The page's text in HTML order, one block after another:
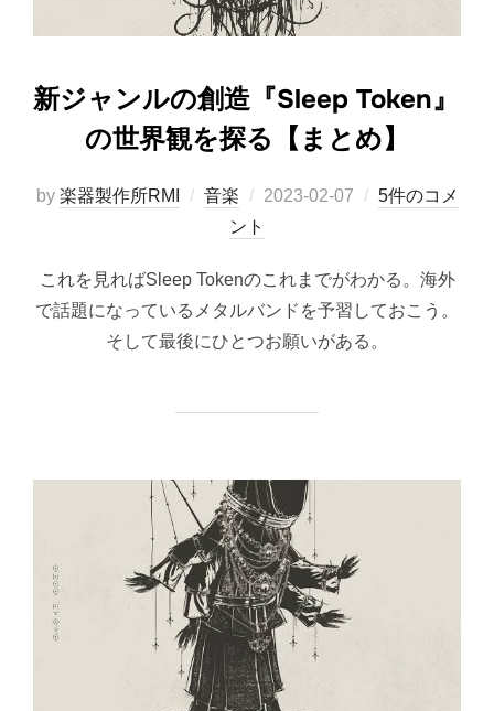
新ジャンルの創造『Sleep Token』
の世界観を探る【まとめ】
by 楽器製作所RMI 音楽
投
2023-02-07
5件のコメ
ント
これを見ればSleep Tokenのこれまでがわかる。海外
で話題になっているメタルバンドを予習しておこう。
そして最後にひとつお願いがある。